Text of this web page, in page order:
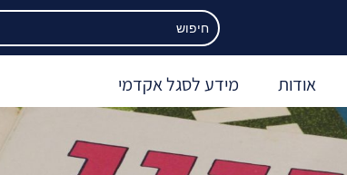
אודות מידע לסגל אקדמי